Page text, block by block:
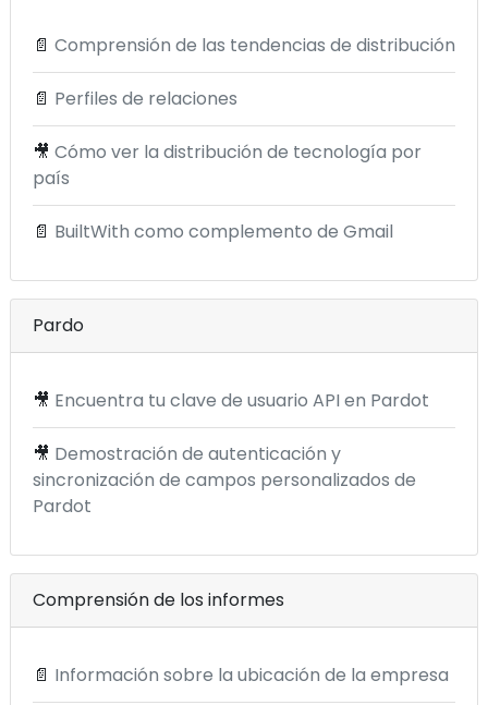
📄 Comprensión de las tendencias de distribución
📄 Perfiles de relaciones
🎥 Cómo ver la distribución de tecnología por
país
📄 BuiltWith como complemento de Gmail
Pardo
🎥 Encuentra tu clave de usuario API en Pardot
🎥 Demostración de autenticación y
sincronización de campos personalizados de
Pardot
Comprensión de los informes
📄 Información sobre la ubicación de la empresa